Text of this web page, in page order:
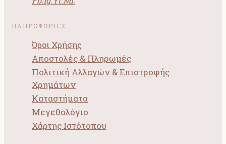
ΠΛΗΡΟΦΟΡΙΕΣ
Όροι Χρήσης
Αποστολές & Πληρωμές
Πολιτική Αλλαγών & Επιστροφής
Χρημάτων
Καταστήματα
Μεγεθολόγιο
Χάρτης Ιστότοπου